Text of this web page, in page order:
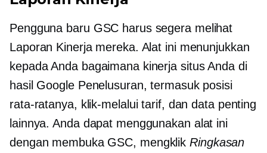
Pengguna baru GSC harus segera melihat
Laporan Kinerja mereka. Alat ini menunjukkan
kepada Anda bagaimana kinerja situs Anda di
hasil Google Penelusuran, termasuk posisi
rata-ratanya, klik-melaluitarif, dan data penting
lainnya. Anda dapat menggunakan alat ini
dengan membuka GSC, mengklikRingkasan